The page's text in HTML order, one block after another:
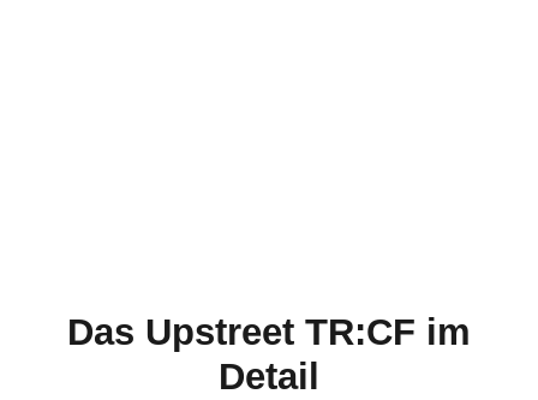
UPSTREET TR:CF
FIRST-CLASS PENDLER
Das Upstreet TR:CF im
Detail